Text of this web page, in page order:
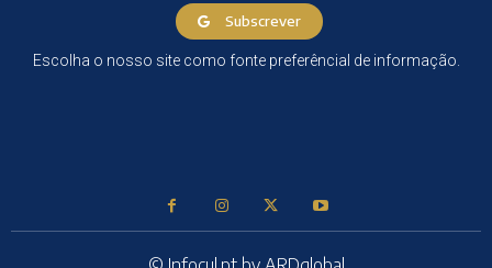
Subscrever
Escolha o nosso site como fonte preferêncial de informação.